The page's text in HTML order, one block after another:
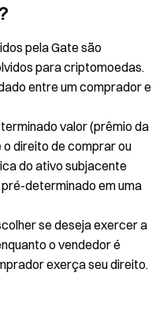
pela Gate são
para criptomoedas.
entre um comprador e
valor (prêmio da
o direito de comprar ou
do ativo subjacente
determinado em uma
se deseja exercer a
o vendedor é
exerça seu direito.